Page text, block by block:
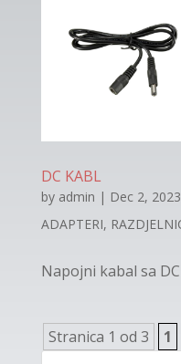
DC KABL
by admin | Dec 2, 2023
ADAPTERI,
Napojni kabal sa
Stranica 1 od 3 1